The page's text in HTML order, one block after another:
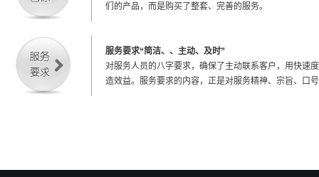
们的产品，而是购买了整套、完善的服务。
服务要求“简洁、、主动、及时”
对服务人员的八字要求，确保了主动联系客户，用快速
造效益。服务要求的内容，正是对服务精神、宗旨、口